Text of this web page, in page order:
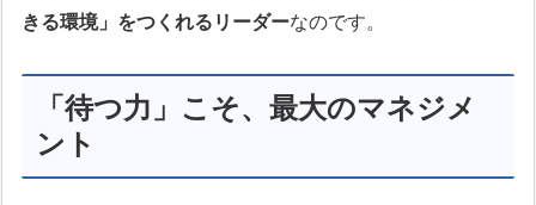
きる環境」をつくれるリーダーなのです。
「待つ力」こそ、最大のマネジメ
ント